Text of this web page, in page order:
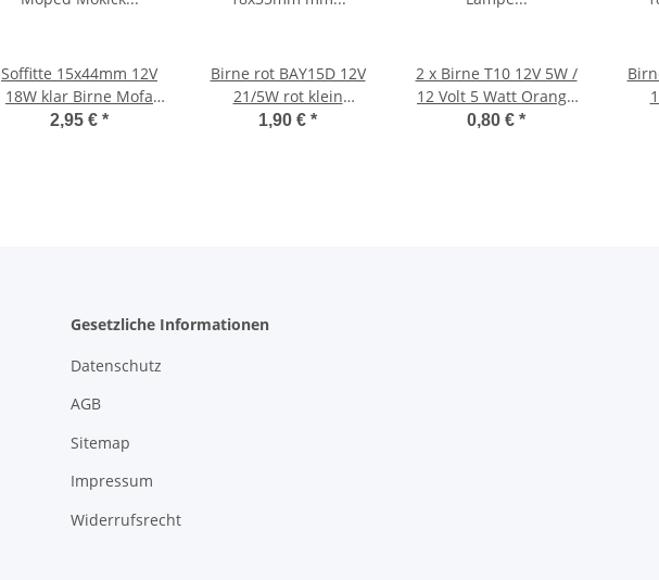
Soffitte 15x44mm 12V
18W klar Birne Mofa
Moped Mokick
2,95 € *
Birne rot BAY15D 12V
21/5W rot klein
18x35mm mm
1,90 € *
2 x Birne T10 12V 5W /
12 Volt 5 Watt Orange
Lampe Glühbirne Mofa
0,80 € *
Gesetzliche Informationen
Datenschutz
AGB
Sitemap
Impressum
Widerrufsrecht